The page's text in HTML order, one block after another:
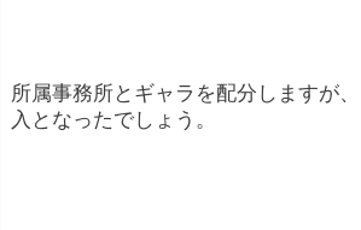
所属事務所とギャラを配分しますが
入となったでしょう。